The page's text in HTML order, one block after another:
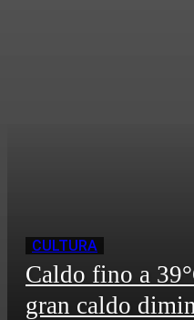
CULTURA
Caldo fino a
gran caldo